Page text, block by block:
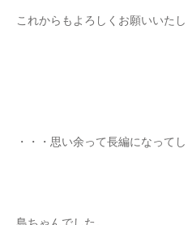
これからもよろしくお願いいたし
・・・思い余って長編になって